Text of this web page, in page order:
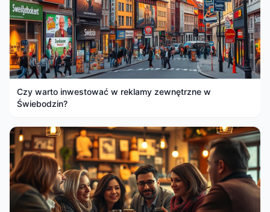
Czy warto inwestować w reklamy zewnętrzne w
Świebodzin?